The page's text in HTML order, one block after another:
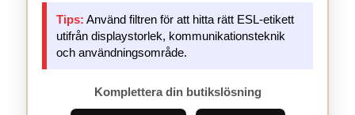
Tips: Använd filtren för att hitta rätt ESL-etikett
utifrån displaystorlek, kommunikationsteknik
och användningsområde.
Komplettera din butikslösning